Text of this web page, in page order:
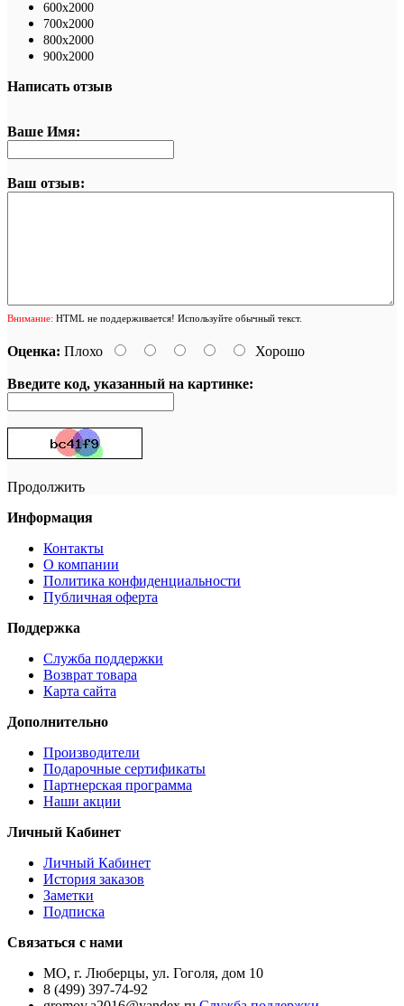
600х2000
700х2000
800х2000
900х2000
Написать отзыв
Ваше Имя:
Ваш отзыв:
Внимание: HTML не поддерживается! Используйте обычный текст.
Оценка: Плохо Хорошо
Введите код, указанный на картинке:
Продолжить
Информация
Контакты
О компании
Политика конфиденциальности
Публичная оферта
Поддержка
Служба поддержки
Возврат товара
Карта сайта
Дополнительно
Производители
Подарочные сертификаты
Партнерская программа
Наши акции
Личный Кабинет
Личный Кабинет
История заказов
Заметки
Подписка
Связаться с нами
МО, г. Люберцы, ул. Гоголя, дом 10
8 (499) 397-74-92